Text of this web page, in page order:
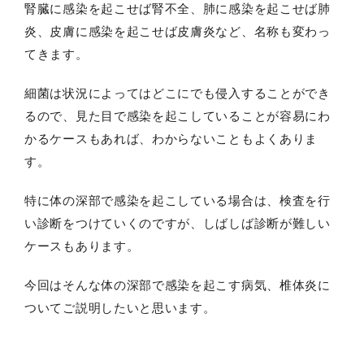
腎臓に感染を起こせば腎不全、肺に感染を起こせば肺
炎、皮膚に感染を起こせば皮膚炎など、名称も変わっ
てきます。
細菌は状況によってはどこにでも侵入することができ
るので、見た目で感染を起こしていることが容易にわ
かるケースもあれば、わからないこともよくありま
す。
特に体の深部で感染を起こしている場合は、検査を行
い診断をつけていくのですが、しばしば診断が難しい
ケースもあります。
今回はそんな体の深部で感染を起こす病気、椎体炎に
ついてご説明したいと思います。